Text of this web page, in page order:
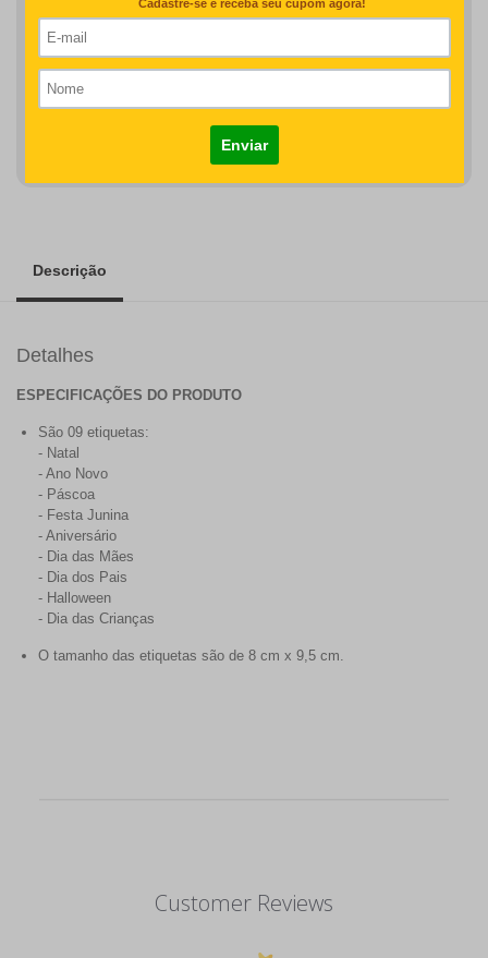
Detalhes como centralização e proporção de tamanho do
R$95,00
Descrição
Detalhes
ESPECIFICAÇÕES DO PRODUTO
São 09 etiquetas:
- Natal
- Ano Novo
- Páscoa
- Festa Junina
- Aniversário
- Dia das Mães
- Dia dos Pais
- Halloween
- Dia das Crianças
O tamanho das etiquetas são de 8 cm x 9,5 cm.
Customer Reviews